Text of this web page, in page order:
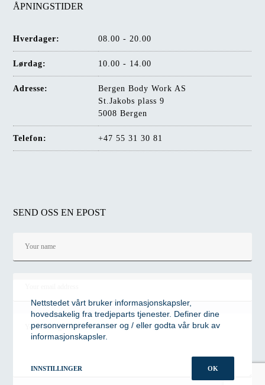
ÅPNINGSTIDER
Hverdager: 08.00 - 20.00
Lørdag: 10.00 - 14.00
Adresse:
Bergen Body Work AS
St.Jakobs plass 9
5008 Bergen
Telefon: +47 55 31 30 81
SEND OSS EN EPOST
Nettstedet vårt bruker informasjonskapsler,
hovedsakelig fra tredjeparts tjenester. Definer dine
personvernpreferanser og / eller godta vår bruk av
informasjonskapsler.
INNSTILLINGER OK